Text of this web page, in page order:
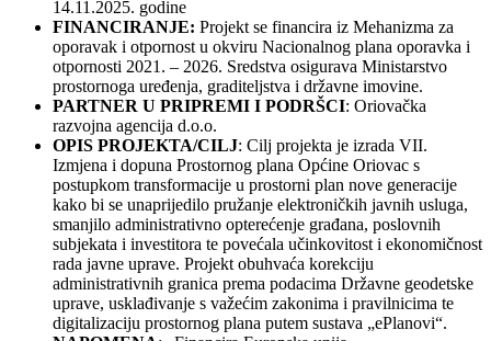
14.11.2025. godine
FINANCIRANJE: Projekt se financira iz Mehanizma za
oporavak i otpornost u okviru Nacionalnog plana oporavka i
otpornosti 2021. – 2026. Sredstva osigurava Ministarstvo
prostornoga uređenja, graditeljstva i državne imovine.
PARTNER U PRIPREMI I PODRŠCI: Oriovačka
razvojna agencija d.o.o.
OPIS PROJEKTA/CILJ: Cilj projekta je izrada VII.
Izmjena i dopuna Prostornog plana Općine Oriovac s
postupkom transformacije u prostorni plan nove generacije
kako bi se unaprijedilo pružanje elektroničkih javnih usluga,
smanjilo administrativno opterećenje građana, poslovnih
subjekata i investitora te povećala učinkovitost i ekonomičnost
rada javne uprave. Projekt obuhvaća korekciju
administrativnih granica prema podacima Državne geodetske
uprave, usklađivanje s važećim zakonima i pravilnicima te
digitalizaciju prostornog plana putem sustava „ePlanovi“.